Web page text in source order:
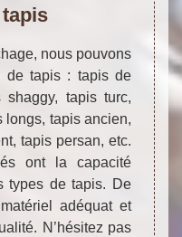
nous pouvons
de tapis : tapis de
tapis turc,
longs, tapis ancien,
tapis persan, etc.
ont la capacité
types de tapis. De
adéquat et
N’hésitez pas